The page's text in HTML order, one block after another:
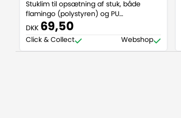
Stuklim til opsætning af stuk, både
flamingo (polystyren) og PU
(polyurethan)
DKK 69,50
Click & Collect Webshop